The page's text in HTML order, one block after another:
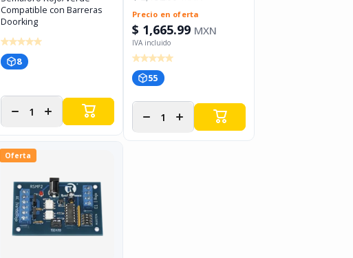
Compatible con Barreras
Doorking
8
cantidad
Aumentar
cantidad
para
Precio en oferta
$ 1,665.99 MXN
55
cantidad
Aumentar
cantidad
para
Oferta